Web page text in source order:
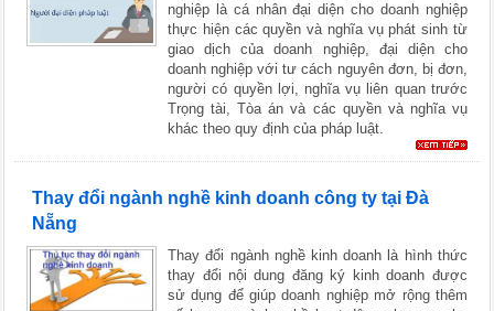
nghiệp là cá nhân đại diện cho doanh nghiệp
thực hiện các quyền và nghĩa vụ phát sinh từ
giao dịch của doanh nghiệp, đại diện cho
doanh nghiệp với tư cách nguyên đơn, bị đơn,
người có quyền lợi, nghĩa vụ liên quan trước
Trọng tài, Tòa án và các quyền và nghĩa vụ
khác theo quy định của pháp luật.
Thay đổi ngành nghề kinh doanh công ty tại Đà
Nẵng
Thay đổi ngành nghề kinh doanh là hình thức
thay đổi nội dung đăng ký kinh doanh được
sử dụng để giúp doanh nghiệp mở rộng thêm